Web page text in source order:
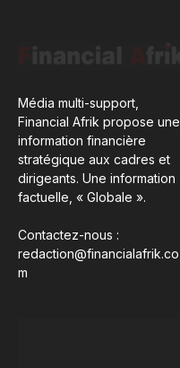
Média multi-support,
Financial Afrik propose une
information financière
stratégique aux cadres et
dirigeants. Une information
factuelle, « Globale ».
Contactez-nous :
redaction@financialafrik.co
m